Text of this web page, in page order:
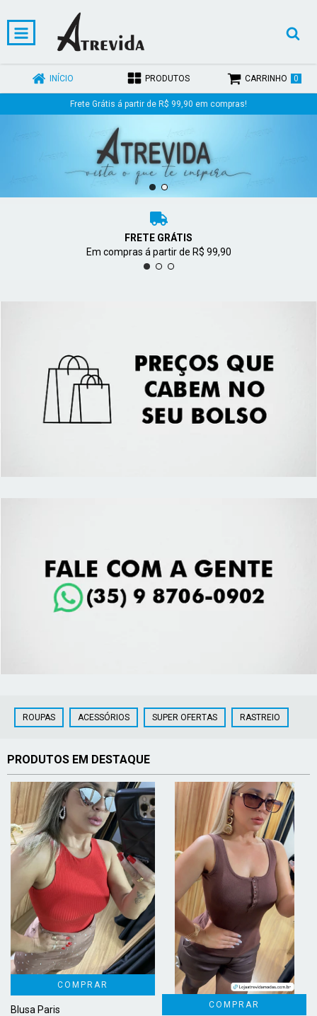
INÍCIO PRODUTOS CARRINHO 0
Frete Grátis á partir de R$ 99,90 em compras!
FRETE GRÁTIS
Em compras á partir de R$ 99,90
ROUPAS ACESSÓRIOS SUPER OFERTAS RASTREIO
PRODUTOS EM DESTAQUE
COMPRAR
Blusa Paris
COMPRAR